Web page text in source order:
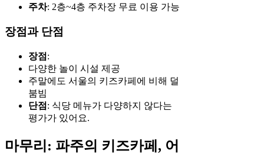
주차: 2층~4층 주차장 무료 이용 가능
장점과 단점
장점 :
다양한 놀이 시설 제공
주말에도 서울의 키즈카페에 비해 덜
붐빔
단점 : 식당 메뉴가 다양하지 않다는
평가가 있어요.
마무리: 파주의 키즈카페, 어